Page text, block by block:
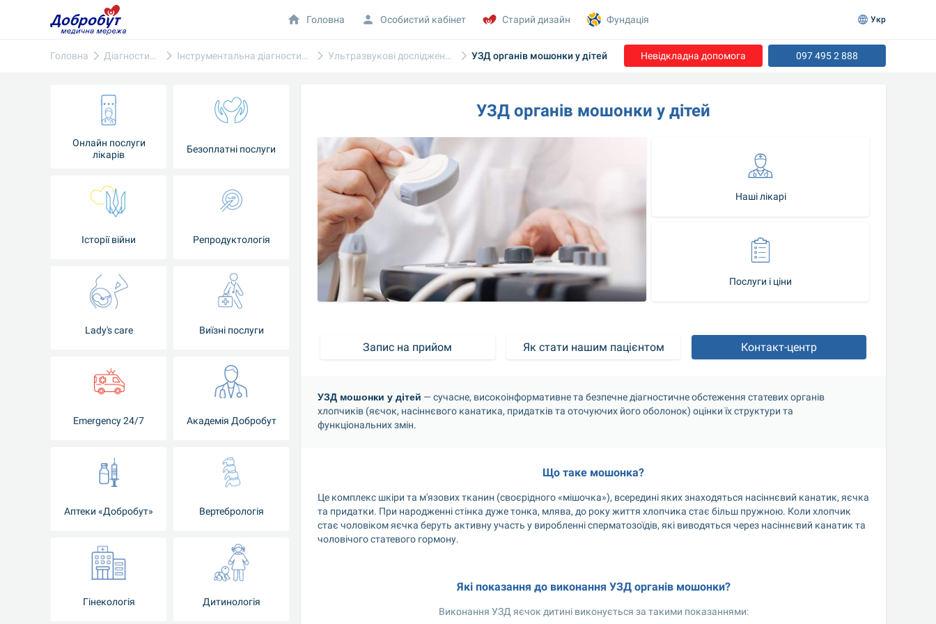
Головна Діагностика Інструментальна діагностика Ультразвукові дослідження УЗД органів мошонки у дітей Невідкладна допомога 097 495 2 888
Онлайн послуги
лікарів
Безоплатні послуги
Історії війни Репродуктологія
Lady's care Виїзні послуги
Emergency 24/7 Академія Добробут
Аптеки «Добробут» Вертебрологія
Гінекологія Дитинологія
УЗД органів мошонки у дітей
Наші лікарі
Послуги і ціни
Запис на прийом Як стати нашим пацієнтом Контакт-центр
УЗД мошонки у дітей — сучасне, високоінформативне та безпечне діагностичне обстеження статевих органів
хлопчиків (яєчок, насіннєвого канатика, придатків та оточуючих його оболонок) оцінки їх структури та
функціональних змін.
Що таке мошонка?
Це комплекс шкіри та м'язових тканин (своєрідного «мішочка»), всередині яких знаходяться насіннєвий канатик, яєчка
та придатки. При народженні стінка дуже тонка, млява, до року життя хлопчика стає більш пружною. Коли хлопчик
стає чоловіком яєчка беруть активну участь у виробленні сперматозоїдів, які виводяться через насіннєвий канатик та
чоловічого статевого гормону.
Які показання до виконання УЗД органів мошонки?
Виконання УЗД яєчок дитині виконується за такими показаннями:
Головна Особистий кабінет Старий дизайн Фундація Укр